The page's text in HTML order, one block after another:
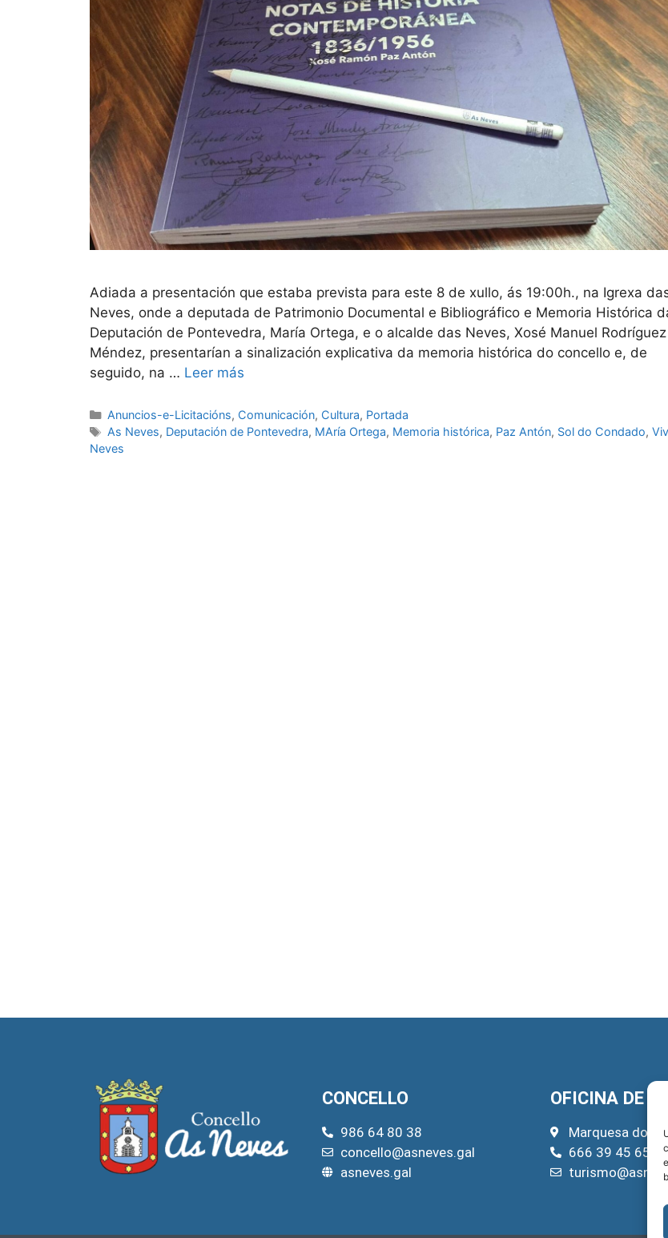
Adiada a presentación que estaba prevista para este 8 de xullo, ás 19:00h., na Igrexa
Neves, onde a deputada de Patrimonio Documental e Bibliográfico e Memoria Histórica
Deputación de Pontevedra, María Ortega, e o alcalde das Neves, Xosé Manuel Rodríguez
Méndez, presentarían a sinalización explicativa da memoria histórica do concello e, de
seguido, na … Leer más
Anuncios-e-Licitacións, Comunicación, Cultura, Portada
As Neves, Deputación de Pontevedra, MAría Ortega, Memoria histórica, Paz Antón, Sol do Condado,
Neves
CONCELLO
986 64 80 38
concello@asneves.gal
asneves.gal
OFICINA DE
Marquesa do
666 39 45 65